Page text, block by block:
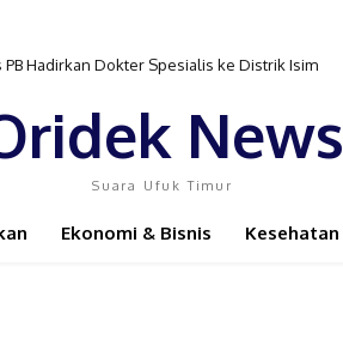
Hadirkan Dokter Spesialis ke Distrik Isim
News
Suara Ufuk Timur
Ekonomi & Bisnis Kesehatan